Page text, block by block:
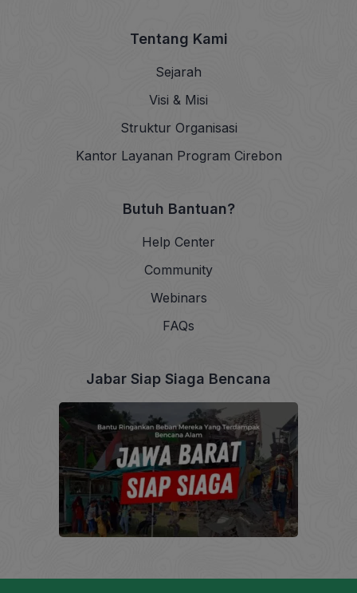
Tentang Kami
Sejarah
Visi & Misi
Struktur Organisasi
Kantor Layanan Program Cirebon
Butuh Bantuan?
Help Center
Community
Webinars
FAQs
Jabar Siap Siaga Bencana